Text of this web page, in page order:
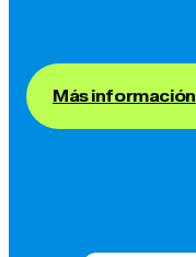
Más información